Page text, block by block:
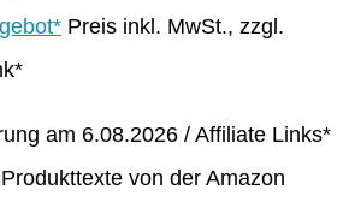
Preis inkl. MwSt., zzgl.
am 6.08.2026 / Affiliate Links*
von der Amazon